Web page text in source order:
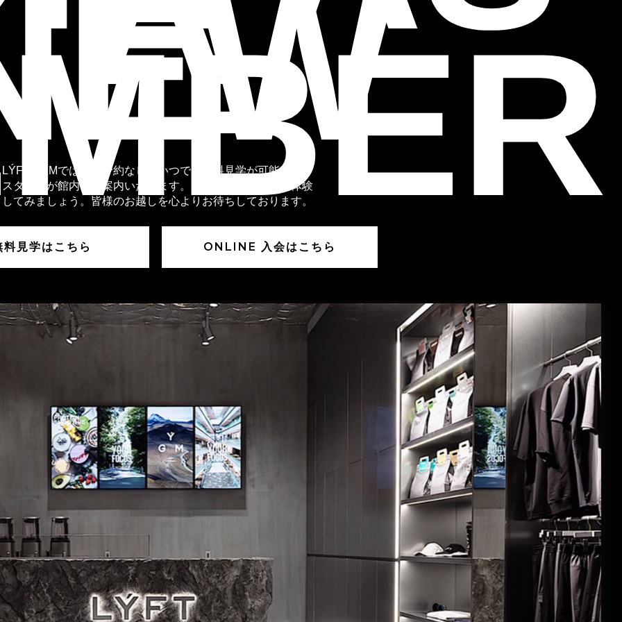
LÝFT GÝMでは、ご予約なしでいつでも無料見学が可能です。
スタッフが館内をご案内いたします。LÝFT GÝMを実際に体験
してみましょう。皆様のお越しを心よりお待ちしております。
料見学はこちら ONLINE 入会はこちら